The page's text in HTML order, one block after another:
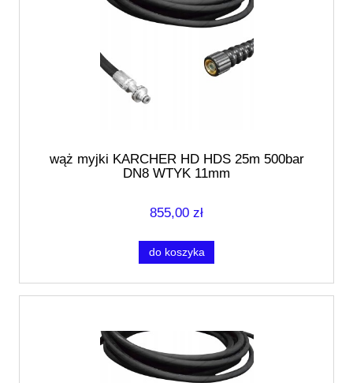
wąż myjki KARCHER HD HDS 25m 500bar
DN8 WTYK 11mm
855,00 zł
do koszyka